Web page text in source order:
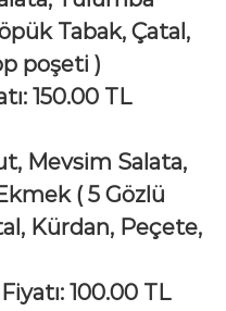
Tabak, Çatal,
poşeti )
150.00 TL
Mevsim Salata,
( 5 Gözlü
Kürdan, Peçete,
100.00 TL